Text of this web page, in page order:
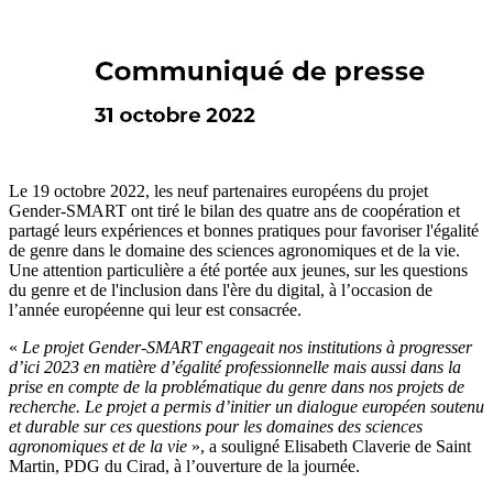
Le 19 octobre 2022, les neuf partenaires européens du projet
Gender-SMART ont tiré le bilan des quatre ans de coopération et
partagé leurs expériences et bonnes pratiques pour favoriser l'égalité
de genre dans le domaine des sciences agronomiques et de la vie.
Une attention particulière a été portée aux jeunes, sur les questions
du genre et de l'inclusion dans l'ère du digital, à l’occasion de
l’année européenne qui leur est consacrée.
« Le projet Gender-SMART engageait nos institutions à progresser
d’ici 2023 en matière d’égalité professionnelle mais aussi dans la
prise en compte de la problématique du genre dans nos projets de
recherche. Le projet a permis d’initier un dialogue européen soutenu
et durable sur ces questions pour les domaines des sciences
agronomiques et de la vie », a souligné Elisabeth Claverie de Saint
Martin, PDG du Cirad, à l’ouverture de la journée.